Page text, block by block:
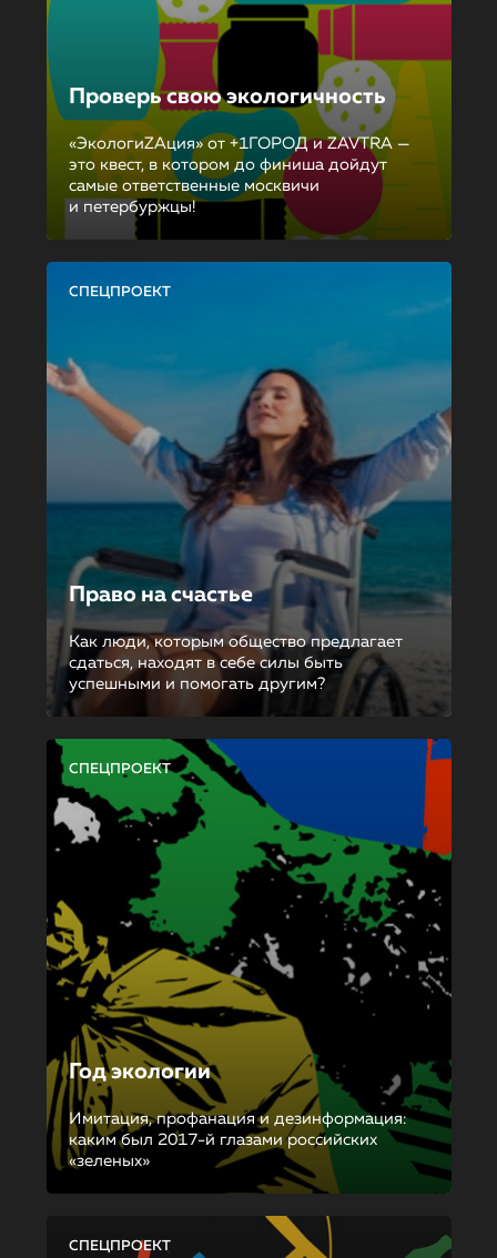
Проверь свою экологичность
«ЭкологиZAция» от +1ГОРОД и ZAVTRA —
это квест, в котором до финиша дойдут
самые ответственные москвичи
и петербуржцы!
СПЕЦПРОЕКТ
Право на счастье
Как люди, которым общество предлагает
сдаться, находят в себе силы быть
успешными и помогать другим?
СПЕЦПРОЕКТ
Год экологии
Имитация, профанация и дезинформация:
каким был 2017-й глазами российских
«зеленых»
СПЕЦПРОЕКТ